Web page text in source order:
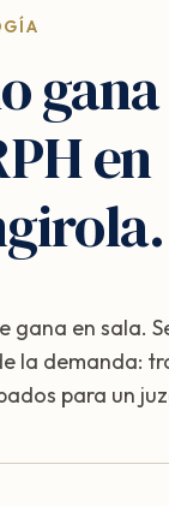
gana
en
gana en sala.
la demanda:
para un